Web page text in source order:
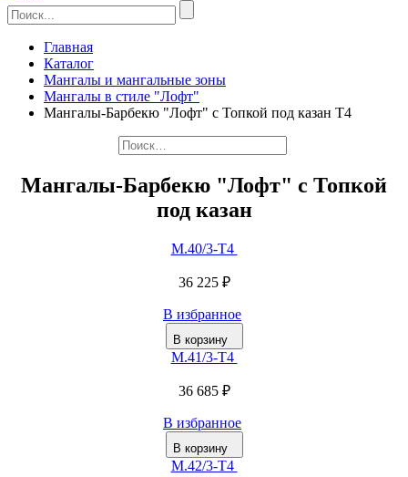
Главная
Каталог
Мангалы и мангальные зоны
Мангалы в стиле "Лофт"
Мангалы-Барбекю "Лофт" с Топкой под казан Т4
Мангалы-Барбекю "Лофт" с Топкой
под казан
М.40/3-Т4
36 225 ₽
В избранное
В корзину
М.41/3-Т4
36 685 ₽
В избранное
В корзину
М.42/3-Т4